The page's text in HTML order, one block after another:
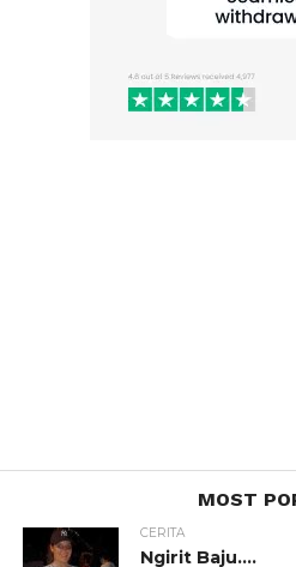
MOST
CERITA
Ngirit Baju….